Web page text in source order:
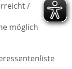
/
möglich